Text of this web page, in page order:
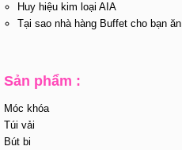
Huy hiệu kim loại AIA
Tại sao nhà hàng Buffet cho bạn
Sản phẩm :
Móc khóa
Túi vải
Bút bi